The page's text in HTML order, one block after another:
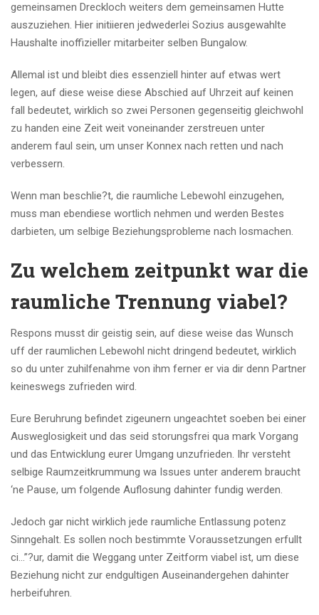
gemeinsamen Dreckloch weiters dem gemeinsamen Hutte
auszuziehen. Hier initiieren jedwederlei Sozius ausgewahlte
Haushalte inoffizieller mitarbeiter selben Bungalow.
Allemal ist und bleibt dies essenziell hinter auf etwas wert
legen, auf diese weise diese Abschied auf Uhrzeit auf keinen
fall bedeutet, wirklich so zwei Personen gegenseitig gleichwohl
zu handen eine Zeit weit voneinander zerstreuen unter
anderem faul sein, um unser Konnex nach retten und nach
verbessern.
Wenn man beschlie?t, die raumliche Lebewohl einzugehen,
muss man ebendiese wortlich nehmen und werden Bestes
darbieten, um selbige Beziehungsprobleme nach losmachen.
Zu welchem zeitpunkt war die
raumliche Trennung viabel?
Respons musst dir geistig sein, auf diese weise das Wunsch
uff der raumlichen Lebewohl nicht dringend bedeutet, wirklich
so du unter zuhilfenahme von ihm ferner er via dir denn Partner
keineswegs zufrieden wird.
Eure Beruhrung befindet zigeunern ungeachtet soeben bei einer
Ausweglosigkeit und das seid storungsfrei qua mark Vorgang
und das Entwicklung eurer Umgang unzufrieden. Ihr versteht
selbige Raumzeitkrummung wa Issues unter anderem braucht
‘ne Pause, um folgende Auflosung dahinter fundig werden.
Jedoch gar nicht wirklich jede raumliche Entlassung potenz
Sinngehalt. Es sollen noch bestimmte Voraussetzungen erfullt
ci…”?ur, damit die Weggang unter Zeitform viabel ist, um diese
Beziehung nicht zur endgultigen Auseinandergehen dahinter
herbeifuhren.